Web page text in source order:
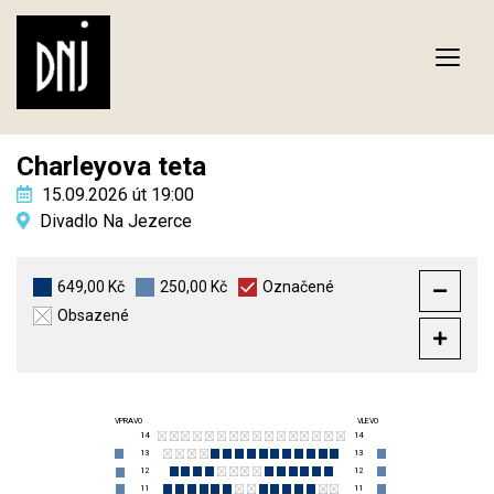
Charleyova teta
15.09.2026 út 19:00
Divadlo Na Jezerce
649,00 Kč 250,00 Kč
Označené
Obsazené
VPRAVO
11
12
13
14
11
12
13
14
VLEVO